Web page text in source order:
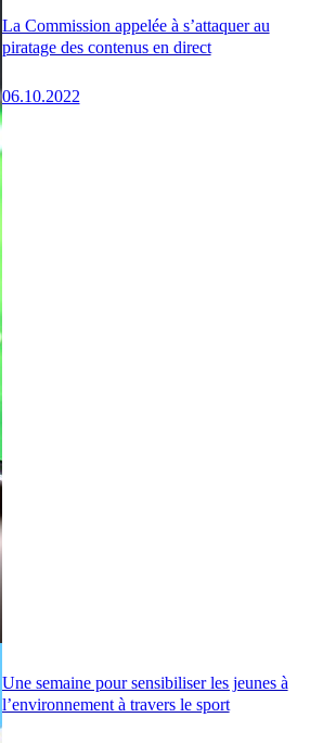
La Commission appelée à s’attaquer au
piratage des contenus en direct
06.10.2022
Une semaine pour sensibiliser les jeunes à
l’environnement à travers le sport